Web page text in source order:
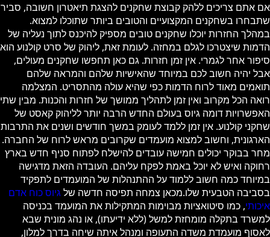
אם אתם צריכים ללהק קבוצת שחקנים להצגת תיאטרון חשובה, סביר
שתבחרו בשחקנים המקצועיים והטובים ביותר שתוכלו למצוא.
במהלך החזרות יוכלו שחקנים טובים מספיק להיכנס לתוך נעליה של
הדמות שיצטרכו לגלם במחזה. לעומת זאת, ליהוק של סרט קולנוע הוא
סיפור אחר לגמרי. אין זמן חזרות. גם כאן תחפשו שחקנים מעולים,
אבל יהיה חשוב לכם במיוחד שהאישיות שלהם והמראה שלהם
תואמים מאוד לרוח הדמות כפי שהיא עולה מהתסריט. המצלמה
רואה הכל מקרוב ואין זמן לתהליך ממושך של חזרות והכנות. מבין שתי
האפשרויות דומה גיוס בעולם החדש הרבה יותר לליהוק קאסט של
שחקני קולנוע. אין זמן ללמד לעומק במשך חודשים ושנים את התרבות
הארגונית, וחשוב למצוא מועמדים שקרובים מראש לרוח של החברה.
מחר בבוקר יכולים חמישה עובדים להישלח לפתוח סניף חדש בארץ
רחוקה ואיש לא יוכל באמת לפקח עליהם. העובדה הזאת מדגישה
במיוחד כמה חשוב ללמוד על ההתנהלות של המועמדים לתפקיד
בסביבה הטבעית שלו.מכאן צמחה תפיסה חדשה שלגיוס כוח אדם
איכותי, כמו סיטואציות מבוימות המתקילות את המועמד בכניסה
למשרד בתקלה מומחזת למשל (ללא ידיעתו), או נהג מונית שבא
לאסוף מועמדת משדה התעופה ומנהל איתה שיחה בדרך למלון,